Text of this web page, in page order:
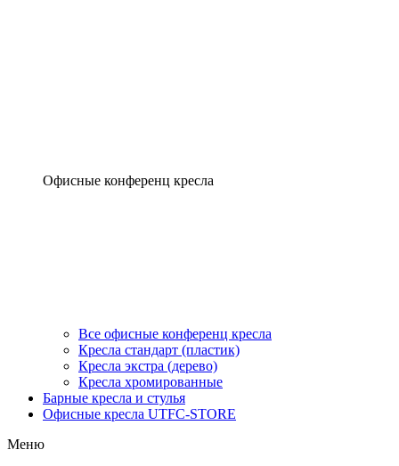
Офисные конференц кресла
Все офисные конференц кресла
Кресла стандарт (пластик)
Кресла экстра (дерево)
Кресла хромированные
Барные кресла и стулья
Офисные кресла UTFC-STORE
Меню